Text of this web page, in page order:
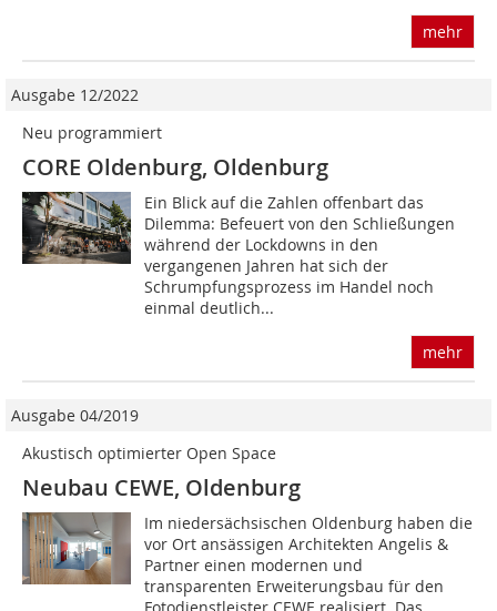
mehr
Ausgabe 12/2022
Neu programmiert
CORE Oldenburg, Oldenburg
Ein Blick auf die Zahlen offenbart das
Dilemma: Befeuert von den Schließungen
während der Lockdowns in den
vergangenen Jahren hat sich der
Schrumpfungsprozess im Handel noch
einmal deutlich...
mehr
Ausgabe 04/2019
Akustisch optimierter Open Space
Neubau CEWE, Oldenburg
Im niedersächsischen Oldenburg haben die
vor Ort ansässigen Architekten Angelis &
Partner einen modernen und
transparenten Erweiterungsbau für den